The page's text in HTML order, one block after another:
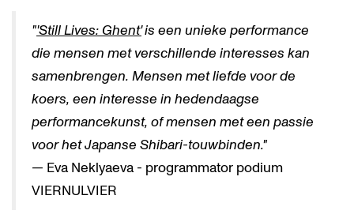
"'Still Lives: Ghent'is een unieke performance
die mensen met verschillende interesses kan
samenbrengen. Mensen met liefde voor de
koers, een interesse in hedendaagse
performancekunst, of mensen met een passie
voor het Japanse Shibari-touwbinden."
— Eva Neklyaeva - programmator podium
VIERNULVIER